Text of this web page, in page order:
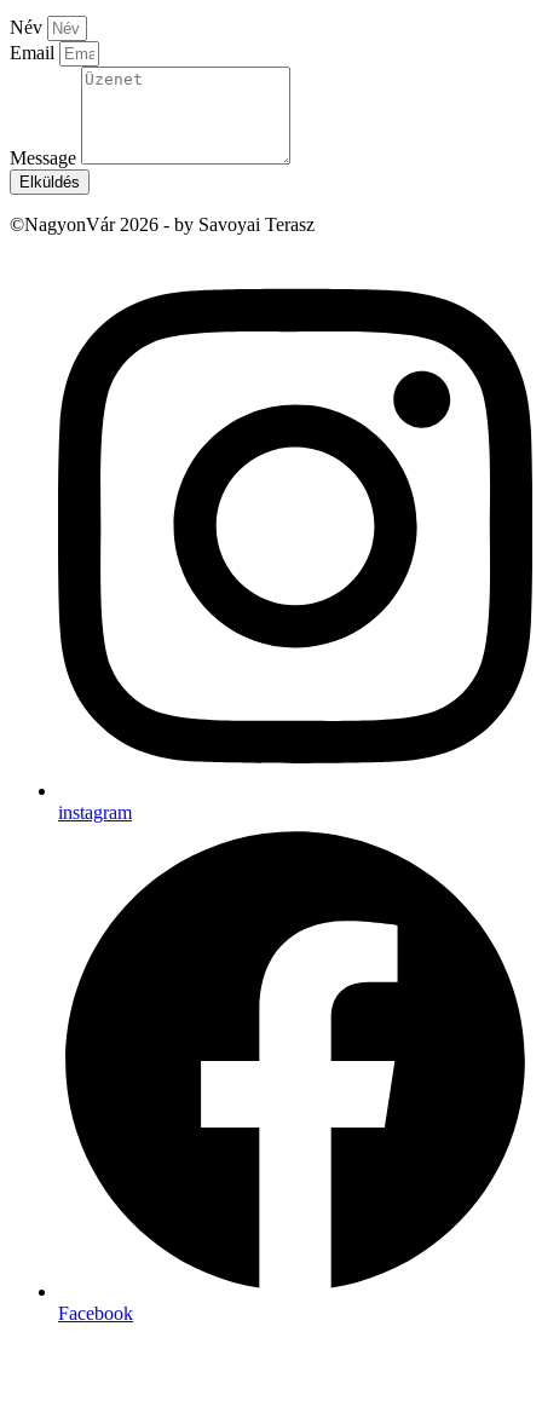
Név
Email
Message
Elküldés
©NagyonVár 2026 - by Savoyai Terasz
instagram
Facebook